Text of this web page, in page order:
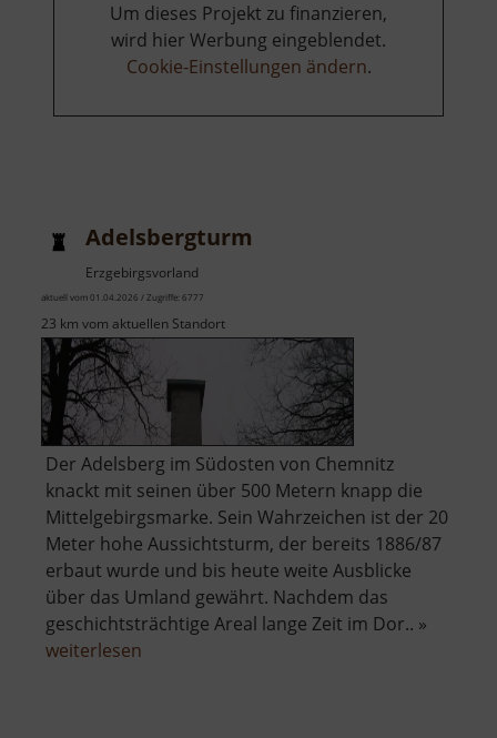
Um dieses Projekt zu finanzieren,
wird hier Werbung eingeblendet.
Cookie-Einstellungen ändern.
Adelsbergturm
Erzgebirgsvorland
aktuell vom 01.04.2026 / Zugriffe: 6777
23 km vom aktuellen Standort
Der Adelsberg im Südosten von Chemnitz
knackt mit seinen über 500 Metern knapp die
Mittelgebirgsmarke. Sein Wahrzeichen ist der 20
Meter hohe Aussichtsturm, der bereits 1886/87
erbaut wurde und bis heute weite Ausblicke
über das Umland gewährt. Nachdem das
geschichtsträchtige Areal lange Zeit im Dor.. »
weiterlesen